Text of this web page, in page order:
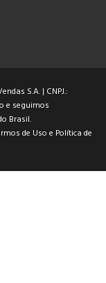
S.A. | CNPJ.:
e seguimos
Brasil.
de Uso e Política de